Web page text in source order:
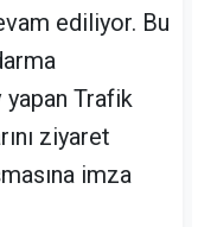
ediliyor. Bu
yapan Trafik
ziyaret
imza